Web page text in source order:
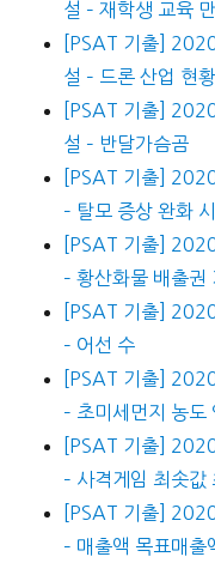
설 – 재학생 교육
[PSAT 기출]
설 – 드론 산업 현황
[PSAT 기출]
설 – 반달가슴곰
[PSAT 기출]
– 탈모 증상 완화
[PSAT 기출]
– 황산화물 배출권
[PSAT 기출]
– 어선 수
[PSAT 기출]
– 초미세먼지 농도
[PSAT 기출]
– 사격게임 최솟값
[PSAT 기출]
– 매출액 목표매출